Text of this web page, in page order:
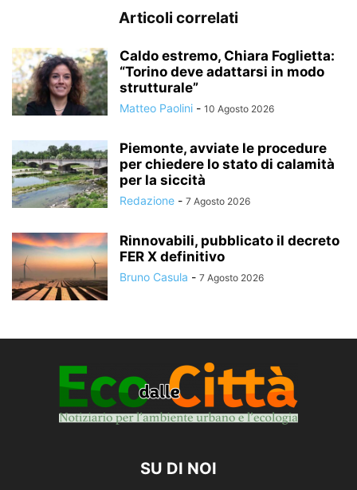
Articoli correlati
Caldo estremo, Chiara Foglietta:
“Torino deve adattarsi in modo
strutturale”
Matteo Paolini - 10 Agosto 2026
Piemonte, avviate le procedure
per chiedere lo stato di calamità
per la siccità
Redazione - 7 Agosto 2026
Rinnovabili, pubblicato il decreto
FER X definitivo
Bruno Casula - 7 Agosto 2026
SU DI NOI